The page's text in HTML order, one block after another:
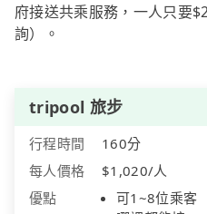
府接送共乘服務，一人只要
詢）。
tripool 旅步
行程時間
160分
每人價格
$1,020/人
優點
可1~8位乘客